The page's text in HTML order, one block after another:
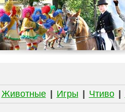
Животные Игры Чтиво